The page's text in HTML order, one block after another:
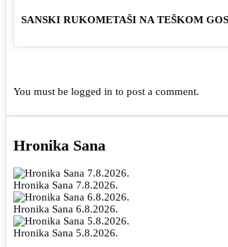
SANSKI RUKOMETAŠI NA TEŠKOM
You must be logged in to post a comment.
Hronika Sana
Hronika Sana 7.8.2026.
Hronika Sana 6.8.2026.
Hronika Sana 5.8.2026.